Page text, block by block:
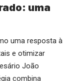
uma
uma resposta à
e otimizar
João
combina